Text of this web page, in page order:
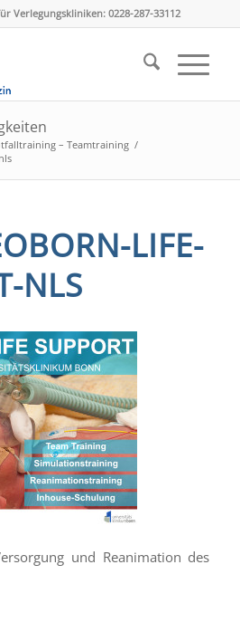
Verlegungskliniken: 0228-287-33112
– Teamtraining /
LIFE-
NLS
und Reanimation des